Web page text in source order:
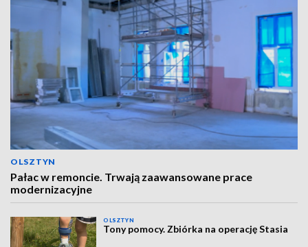
OLSZTYN
Pałac w remoncie. Trwają zaawansowane prace
modernizacyjne
OLSZTYN
Tony pomocy. Zbiórka na operację Stasia